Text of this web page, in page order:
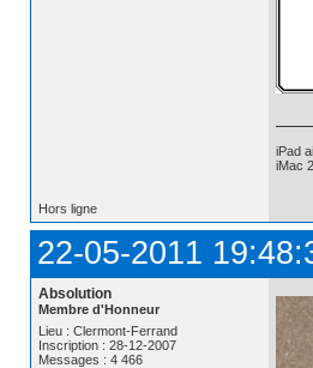
iPad
iMac
Hors ligne
22-05-2011
Absolution
Membre d'Honneur
Lieu : Clermont-Ferrand
Inscription : 28-12-2007
Messages : 4 466